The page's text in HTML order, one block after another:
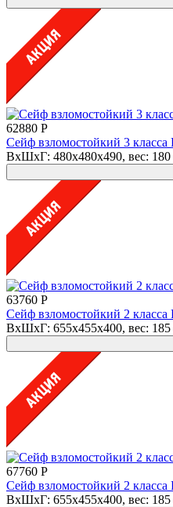
62880 Р
Сейф взломостойкий 3
ВхШхГ: 480x480x490, вес: 180
63760 Р
Сейф взломостойкий 2
ВхШхГ: 655x455x400, вес: 185
67760 Р
Сейф взломостойкий 2
ВхШхГ: 655x455x400, вес: 185